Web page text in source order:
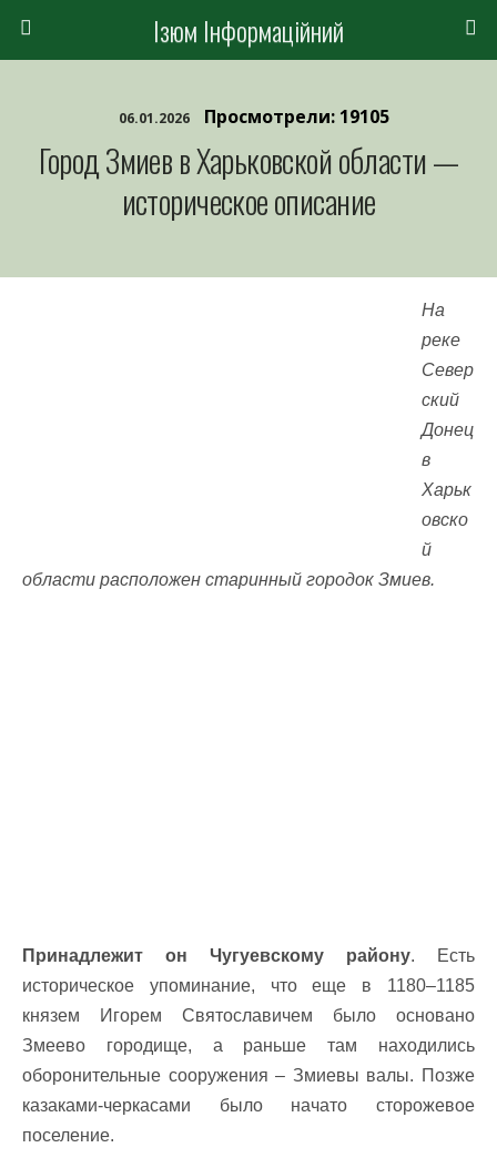
Ізюм Інформаційний
06.01.2026 Просмотрели: 19105
Город Змиев в Харьковской области —
историческое описание
На
реке
Север
ский
Донец
в
Харьк
овско
й
области расположен старинный городок Змиев.
Принадлежит он Чугуевскому району. Есть
историческое упоминание, что еще в 1180–1185
князем Игорем Святославичем было основано
Змеево городище, а раньше там находились
оборонительные сооружения – Змиевы валы. Позже
казаками-черкасами было начато сторожевое
поселение.